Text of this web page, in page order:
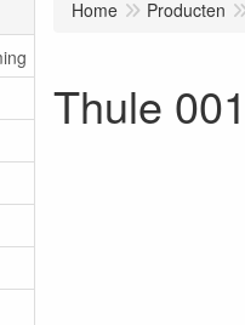
Home Producten
Thule